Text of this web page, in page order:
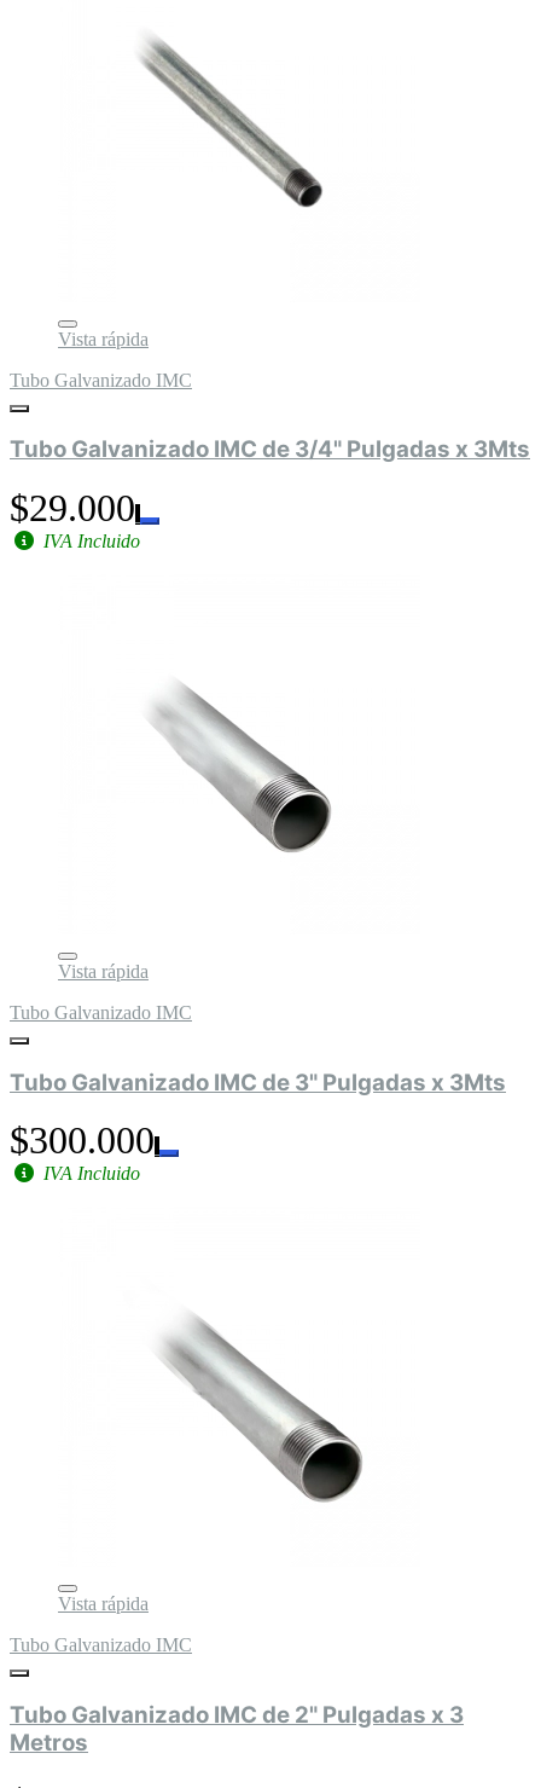
Vista rápida
Tubo Galvanizado IMC
Tubo Galvanizado IMC de 3/4" Pulgadas x 3Mts
$29.000
IVA Incluido
Vista rápida
Tubo Galvanizado IMC
Tubo Galvanizado IMC de 3" Pulgadas x 3Mts
$300.000
IVA Incluido
Vista rápida
Tubo Galvanizado IMC
Tubo Galvanizado IMC de 2" Pulgadas x 3
Metros